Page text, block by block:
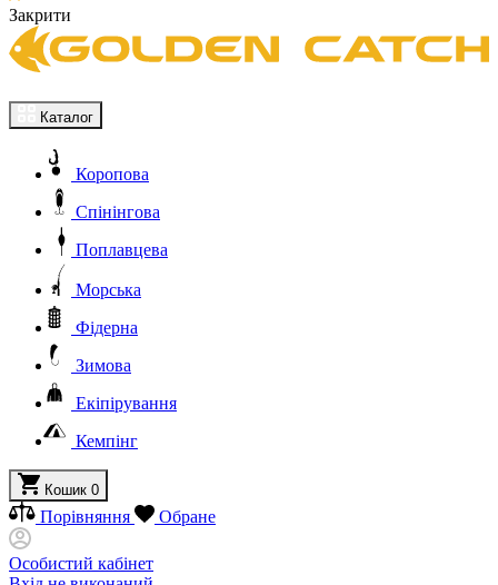
Закрити
Каталог
Коропова
Спінінгова
Поплавцева
Морська
Фідерна
Зимова
Екіпірування
Кемпінг
Кошик 0
Порівняння Обране
Особистий кабінет